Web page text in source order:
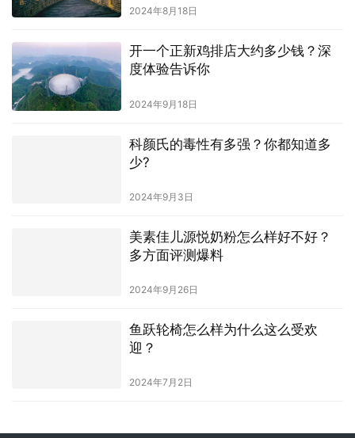
2024年8月18日
开一个正新鸡排店大约多少钱？深
度体验告诉你
2024年9月18日
科颜氏的毒性有多强？你都知道多
少?
2024年9月3日
美素佳儿源悦奶粉怎么样好不好？
多方面评测爆料
2024年9月26日
鱼跃轮椅怎么样为什么这么受欢
迎？
2024年7月2日